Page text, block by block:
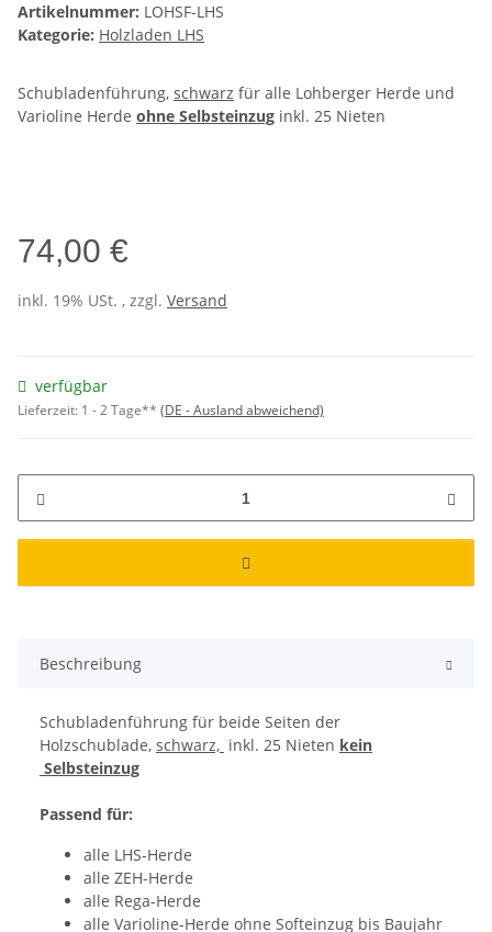
Artikelnummer: LOHSF-LHS
Kategorie: Holzladen LHS
Schubladenführung, schwarz für alle Lohberger Herde und
Varioline Herde ohne Selbsteinzug inkl. 25 Nieten
74,00 €
inkl. 19% USt. , zzgl. Versand
verfügbar
Lieferzeit: 1 - 2 Tage** (DE - Ausland abweichend)
Beschreibung
Schubladenführung für beide Seiten der
Holzschublade, schwarz, inkl. 25 Nieten kein
Selbsteinzug
Passend für:
alle LHS-Herde
alle ZEH-Herde
alle Rega-Herde
alle Varioline-Herde ohne Softeinzug bis Baujahr